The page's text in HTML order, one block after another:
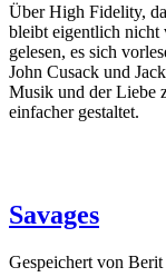
Über High Fidelity,
bleibt eigentlich nicht
gelesen, es sich
John Cusack und
Musik und der Liebe
einfacher gestaltet.
Savages
Gespeichert von Berit